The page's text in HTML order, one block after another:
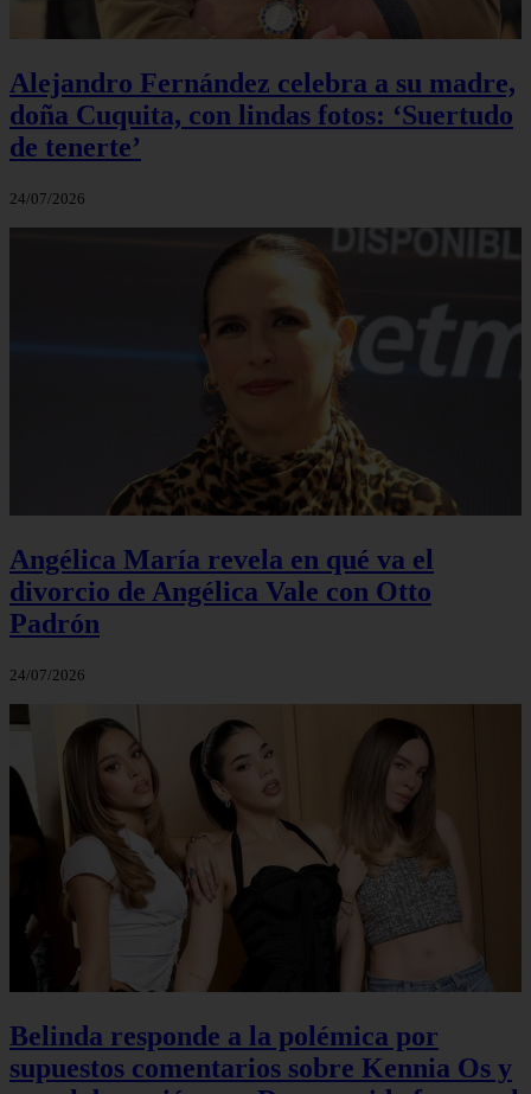
Alejandro Fernández celebra a su madre,
doña Cuquita, con lindas fotos: ‘Suertudo
de tenerte’
24/07/2026
Angélica María revela en qué va el
divorcio de Angélica Vale con Otto
Padrón
24/07/2026
Belinda responde a la polémica por
supuestos comentarios sobre Kennia Os y